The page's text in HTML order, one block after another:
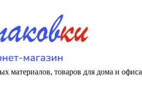
материалов, товаров для дома и офиса